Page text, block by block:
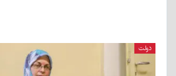
دولت